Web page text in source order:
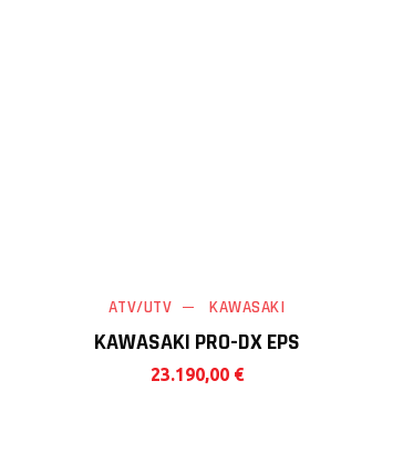
KAWASAKI PRO-DX EPS
ATV/UTV KAWASAKI
23.190,00 €